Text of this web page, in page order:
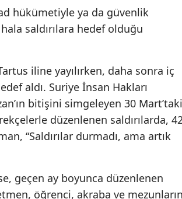
hükümetiyle ya da güvenlik
saldırılara hedef olduğu
iline yayılırken, daha sonra iç
aldı. Suriye İnsan Hakları
bitişini simgeleyen 30 Mart’taki
düzenlenen saldırılarda,
“Saldırılar durmadı, ama artık
geçen ay boyunca düzenlenen
öğrenci, akraba ve